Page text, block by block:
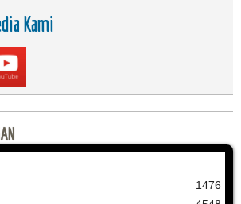
Kami
1476